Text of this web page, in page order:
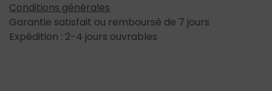
Conditions générales
Garantie satisfait ou remboursé de 7 jours
Expédition : 2-4 jours ouvrables